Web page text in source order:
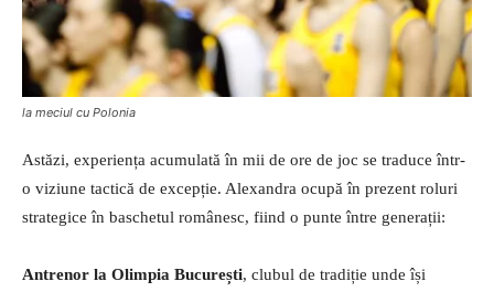
la meciul cu Polonia
Astăzi, experiența acumulată în mii de ore de joc se traduce într-
o viziune tactică de excepție. Alexandra ocupă în prezent roluri
strategice în baschetul românesc, fiind o punte între generații:
Antrenor la Olimpia București, clubul de tradiție unde își